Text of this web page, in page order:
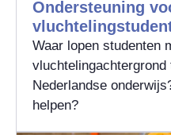
Ondersteuning
Waar lopen studenten
vluchtelingachtergrond
Nederlandse
helpen?